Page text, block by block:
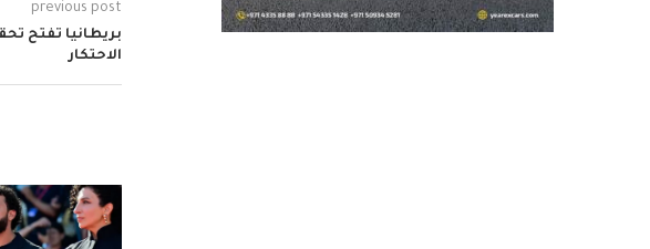
previous post
بريطانيا تفتح
الاحتكار